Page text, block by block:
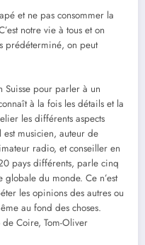
et ne pas consommer la
notre vie à tous et on
prédéterminé, on peut
Suisse pour parler à un
à la fois les détails et la
les différents aspects
musicien, auteur de
radio, et conseiller en
pays différents, parle cinq
globale du monde. Ce n’est
les opinions des autres ou
au fond des choses.
Coire, Tom-Oliver